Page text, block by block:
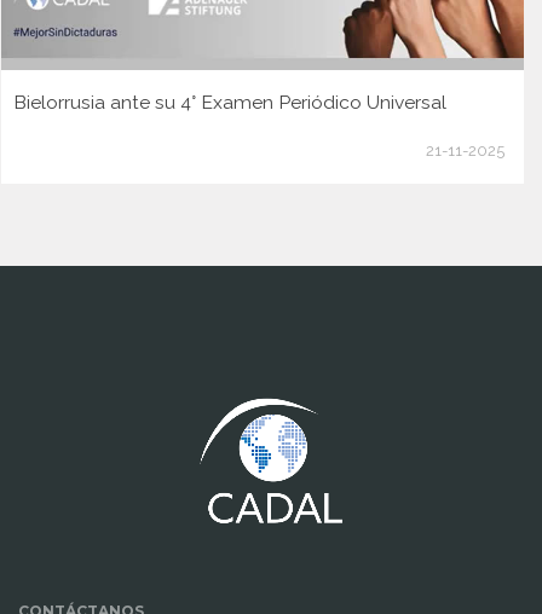
Bielorrusia ante su 4° Examen Periódico Universal
21-11-2025